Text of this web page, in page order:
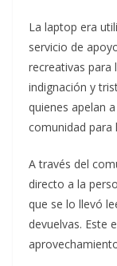
La laptop era
servicio de
recreativas para
indignación y
quienes apelan
comunidad para
A través del
directo a la
que se lo llevó
devuelvas. Este